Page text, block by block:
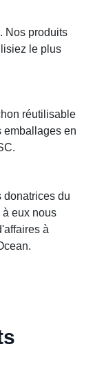
Nos produits
le plus
réutilisable
emballages en
donatrices du
à eux nous
à